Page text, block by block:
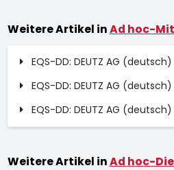
Weitere Artikel inAd hoc-
EQS-DD: DEUTZ AG (deutsch)
EQS-DD: DEUTZ AG (deutsch)
EQS-DD: DEUTZ AG (deutsch)
Weitere Artikel inAd hoc-